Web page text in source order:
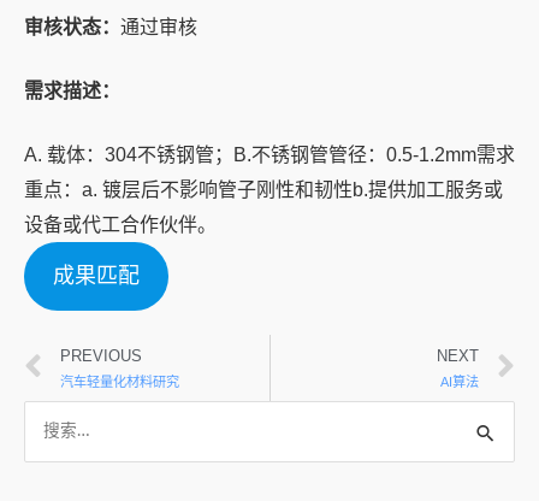
审核状态： 通过审核
需求描述：
A. 载体：304不锈钢管；B.不锈钢管管径：0.5-1.2mm需求
重点：a. 镀层后不影响管⼦刚性和韧性b.提供加⼯服务或
设备或代⼯合作伙伴。
成果匹配
PREVIOUS
汽车轻量化材料研究
NEXT
AI算法